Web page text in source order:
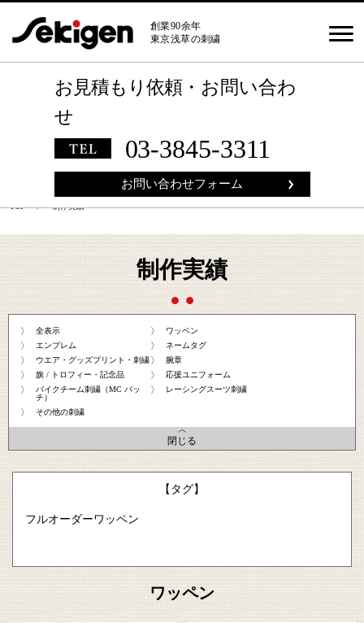
創業90余年
東京浅草の刺繍
お見積もり依頼・ お問い合わ
せ
03-3845-3311
お問い合わせフォーム
TOP〉 制作実績
制作実績
全表示
ワッペン
エンブレム
ネームタグ
ウエア・グッズプリント・刺繍
腕章
旗 / トロフィー・記念品
応援ユニフォーム
バイクチーム刺繍（MC バッ
チ）
レーシングスーツ刺繍
その他の刺繍
閉じる
【タグ】
フルオーダーワッペン
ワッペン